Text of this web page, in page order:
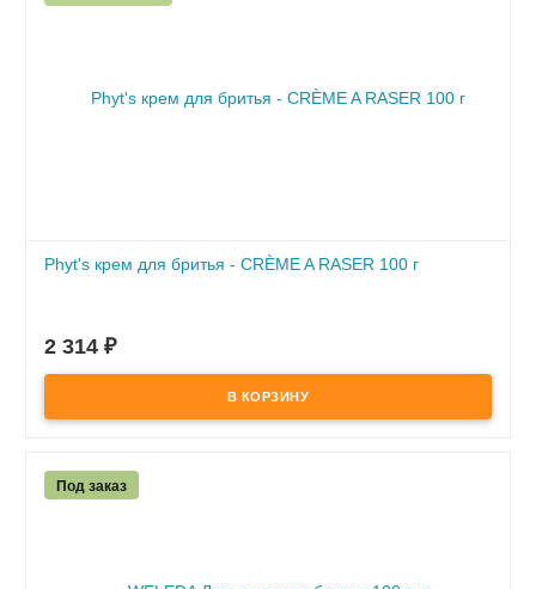
Phyt's крем для бритья - CRÈME A RASER 100 г
- облегчает скольжение бритвы в процессе бритья
- предотвращает раздражение и образование микротрещин
2 314 ₽
Под заказ